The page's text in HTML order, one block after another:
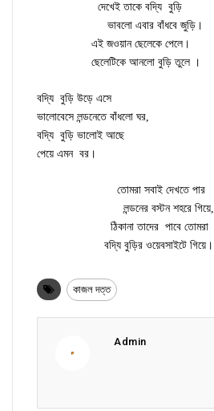
দেখেই তাকে বদ্যি বুড়ি
ভাবলো এবার বাঁধবে জুড়ি।
এই জওয়ান ছেলেকে পেলে।
ছেলেটিকে আনলো বুড়ি তুলে ।
বদ্যি বুড়ি উড়ে এসে
ভালোবেসে লন্ডনেতে বাঁধলো ঘর,
বদ্যি বুড়ি ভালোই আছে
পেয়ে এমন বর।
তোমরা সবাই দেখতে পার
লন্ডনের বস্টন শহরে গিয়ে,
ঠিকানা তাদের পাবে তোমরা
বদ্যি বুড়ির ওয়েবসাইটে গিয়ে।
কাজল দত্ত
Admin